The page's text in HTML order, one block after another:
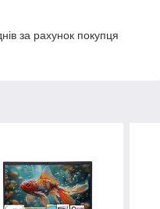
за рахунок покупця